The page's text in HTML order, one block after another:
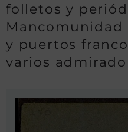
folletos y
Mancomunidad
y puertos
varios